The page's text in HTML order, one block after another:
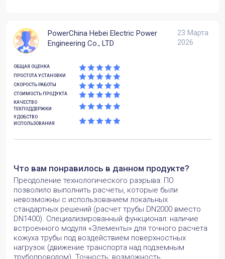
инженерных решений — отмечено как ключевой
результат применения ПО.
продукта? Какие преимущества заметили?
Оценка расчётных нагрузок на технологические
трубопроводы нефтеперекачивающей станции.
Корректировка первоначальной утверждённой
конфигурации технологических трубопроводов.
Источник: https://www.passuite.com/user-stories/5
PowerChina Hebei Electric Power
Engineering Co., LTD
23 Марта
2026
ОБЩАЯ ОЦЕНКА
ПРОСТОТА УСТАНОВКИ
СКОРОСТЬ РАБОТЫ
СТОИМОСТЬ ПРОДУКТА
КАЧЕСТВО
ТЕХПОДДЕРЖКИ
УДОБСТВО
ИСПОЛЬЗОВАНИЯ
Что вам понравилось в данном продукте?
Преодоление технологического разрыва: ПО
позволило выполнить расчеты, которые были
невозможны с использованием локальных
стандартных решений (расчет трубы DN2000 вместо
DN1400). Специализированный функционал: наличие
встроенного модуля «Элементы» для точного расчета
кожуха трубы под воздействием поверхностных
нагрузок (движение транспорта над подземным
трубопроводом). Точность: возможность